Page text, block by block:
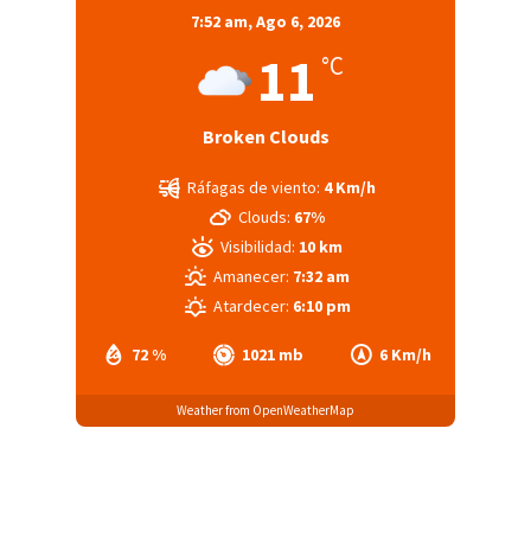
7:52 am,Ago 6, 2026
11 °C
Broken Clouds
72 % 1021 mb 6 Km/h
Ráfagas de viento: 4 Km/h
Clouds: 67%
Visibilidad: 10 km
Amanecer: 7:32 am
Atardecer: 6:10 pm
Weather from OpenWeatherMap